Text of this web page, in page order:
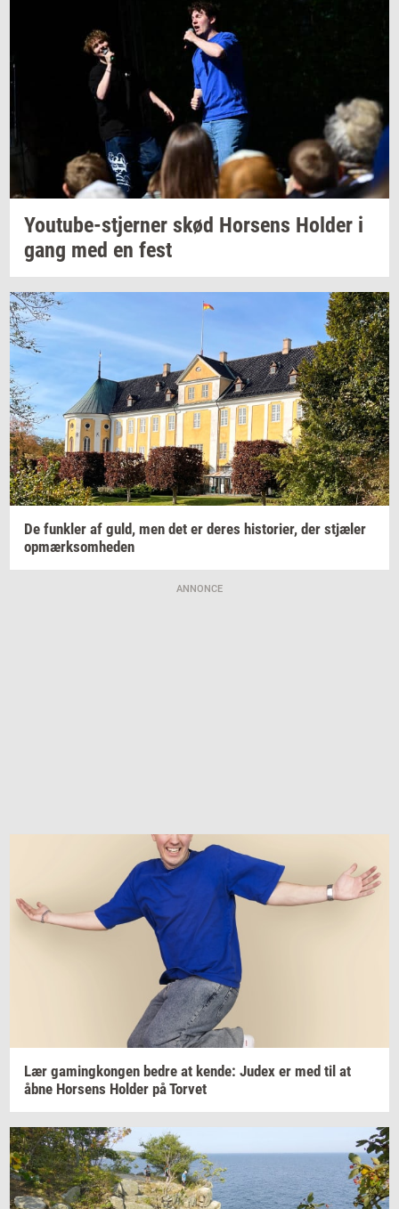
Youtube-​stjerner skød Hor­sens Hol­der i
gang med en fest
De funk­ler af guld, men det er deres hi­sto­ri­er, der stjæ­ler
op­mærk­som­he­den
ANNONCE
Lær ga­m­ing­kon­gen bedre at kende: Judex er med til at
åbne Hor­sens Hol­der påTor­vet